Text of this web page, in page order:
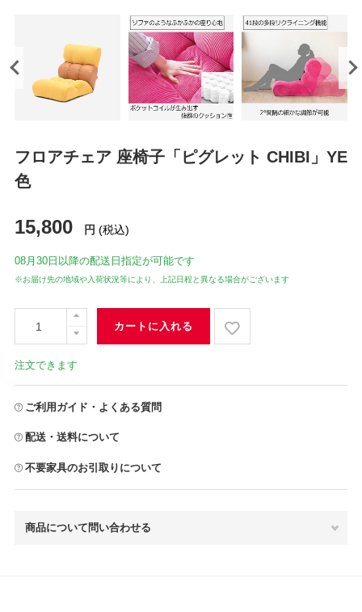
フロアチェア 座椅子「ピグレット CHIBI」YE
色
15,800 円 (税込)
08月30日 以降の配送日指定が可能です
※お届け先の地域や入荷状況等により、上記日程と異なる場合がございます
カートに入れる
注文できます
ご利用ガイド・よくある質問
配送・送料について
不要家具のお引取りについて
商品について問い合わせる